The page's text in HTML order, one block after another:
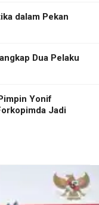
dalam Pekan
Dua Pelaku
Yonif
Jadi